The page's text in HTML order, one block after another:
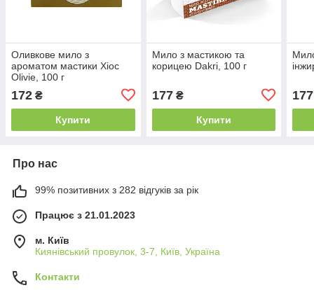
Оливкове мило з
ароматом мастики Хіос
Olivie, 100 г
172 ₴
Купити
Мило з мастикою та
корицею Dakri, 100 г
177₴
Купити
177
Про нас
99% позитивних з 282 відгуків за рік
Працює з 21.01.2023
м. Київ
Киянівський провулок, 3-7, Київ, Україна
Контакти